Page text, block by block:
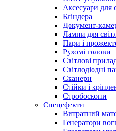
Аксесуари для
Бліндера
Документ-
Лампи для
Пари і
Рухомі голови
Світлові
Світлодіодні
Сканери
Стійки і
Стробоскопи
Спецефекти
Витратний
Генератори